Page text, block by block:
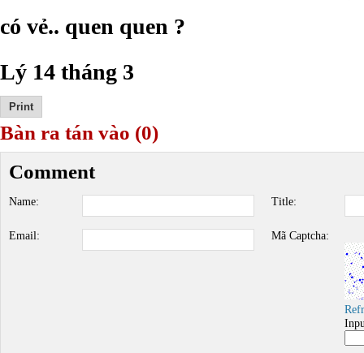
có vẻ.. quen quen ?
Lý 14 tháng 3
Bàn ra tán vào (0)
Comment
Name: Title:
Email: Mã Captcha: